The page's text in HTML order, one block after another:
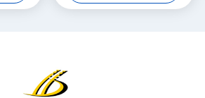
benutzerdefinierten Farben